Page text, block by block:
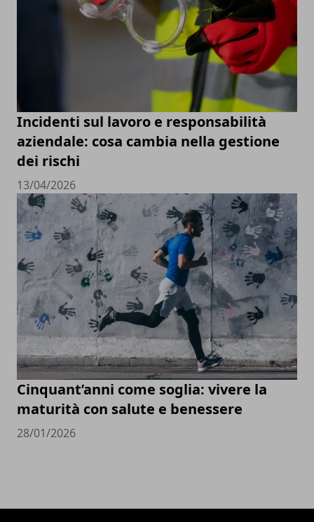
Incidenti sul lavoro e responsabilità
aziendale: cosa cambia nella gestione
dei rischi
13/04/2026
Cinquant’anni come soglia: vivere la
maturità con salute e benessere
28/01/2026